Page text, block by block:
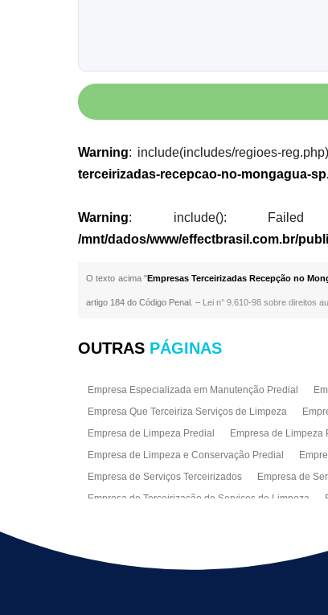
Warning: include(includes/regioes-
terceirizadas-recepcao-no-mongagua-
Warning: include(): Failed
/mnt/dados/www/effectbrasil.com.br/
O texto acima "Empresas Terceirizadas Recepção no
artigo 184 do Código Penal. – Lei n° 9.610-98 sobre direitos
OUTRAS PÁGINAS
Empresa Especializada em Manutenção Predial
Empresa Que Terceiriza Serviços de Limpeza
Empresa de Limpeza Predial
Empresa de Limpeza
Empresa de Limpeza e Conservação Predial
Empresa de Serviços Terceirizados
Empresa de
Empresa de Terceirização de Serviços de Limpeza
Serviço de Limpeza Empresarial
Serviço de